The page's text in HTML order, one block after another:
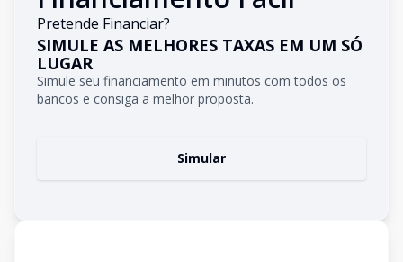
Pretende Financiar?
SIMULE AS MELHORES TAXAS EM UM SÓ
LUGAR
Simule seu financiamento em minutos com todos os
bancos e consiga a melhor proposta.
Simular